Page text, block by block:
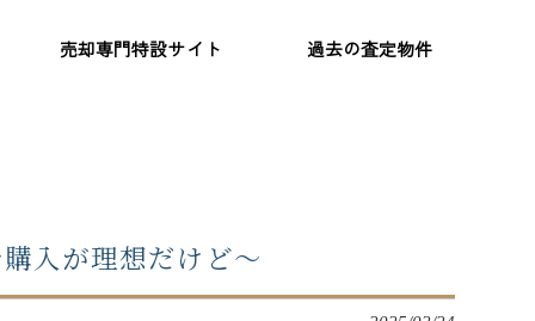
売却専門特設サイト 過去の査定物件
入が理想だけど～